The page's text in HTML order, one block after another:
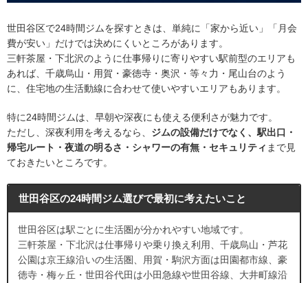
世田谷区で24時間ジムを探すときは、単純に「家から近い」「月会
費が安い」だけでは決めにくいところがあります。
三軒茶屋・下北沢のように仕事帰りに寄りやすい駅前型のエリアも
あれば、千歳烏山・用賀・豪徳寺・奥沢・等々力・尾山台のよう
に、住宅地の生活動線に合わせて使いやすいエリアもあります。
特に24時間ジムは、早朝や深夜にも使える便利さが魅力です。
ただし、深夜利用を考えるなら、 ジムの設備だけでなく、駅出口・
帰宅ルート・夜道の明るさ・シャワーの有無・セキュリティ まで見
ておきたいところです。
世田谷区の24時間ジム選びで最初に考えたいこと
世田谷区は駅ごとに生活圏が分かれやすい地域です。
三軒茶屋・下北沢は仕事帰りや乗り換え利用、千歳烏山・芦花
公園は京王線沿いの生活圏、用賀・駒沢方面は田園都市線、豪
徳寺・梅ヶ丘・世田谷代田は小田急線や世田谷線、大井町線沿